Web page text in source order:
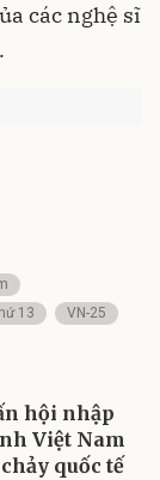
các nghệ sĩ
13
VN-25
hội nhập
Việt Nam
quốc tế